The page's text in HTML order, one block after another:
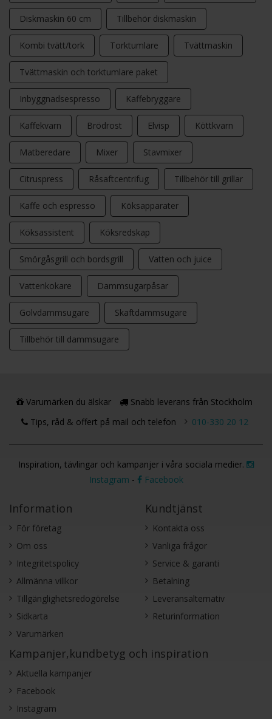
Diskmaskin 60 cm Tillbehör diskmaskin
Kombi tvätt/tork Torktumlare Tvättmaskin
Tvättmaskin och torktumlare paket
Inbyggnadsespresso Kaffebryggare
Kaffekvarn Brödrost Elvisp Köttkvarn
Matberedare Mixer Stavmixer
Citruspress Råsaftcentrifug Tillbehör till grillar
Kaffe och espresso Köksapparater
Köksassistent Köksredskap
Smörgåsgrill och bordsgrill Vatten och juice
Vattenkokare Dammsugarpåsar
Golvdammsugare Skaftdammsugare
Tillbehör till dammsugare
Varumärken du älskar
Snabb leverans från Stockholm
Tips, råd & offert på mail och telefon
010-330 20 12
Inspiration, tävlingar och kampanjer i våra sociala medier.
Instagram - Facebook
Information
För företag
Om oss
Integritetspolicy
Allmänna villkor
Tillgänglighetsredogörelse
Sidkarta
Varumärken
Kundtjänst
Kontakta oss
Vanliga frågor
Service & garanti
Betalning
Leveransalternativ
Returinformation
Kampanjer,kundbetyg och inspiration
Aktuella kampanjer
Facebook
Instagram